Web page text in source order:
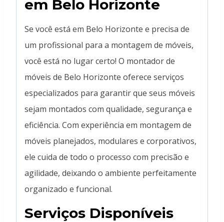
em Belo Horizonte
Se você está em Belo Horizonte e precisa de
um profissional para a montagem de móveis,
você está no lugar certo! O montador de
móveis de Belo Horizonte oferece serviços
especializados para garantir que seus móveis
sejam montados com qualidade, segurança e
eficiência. Com experiência em montagem de
móveis planejados, modulares e corporativos,
ele cuida de todo o processo com precisão e
agilidade, deixando o ambiente perfeitamente
organizado e funcional.
Serviços Disponíveis